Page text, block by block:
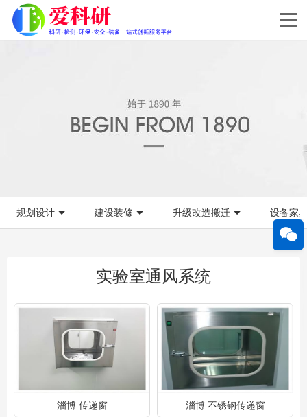
规划设计 建设装修 升级改造搬迁 设备家
实验室通风系统
淄博 传递窗 淄博 不锈钢传递窗